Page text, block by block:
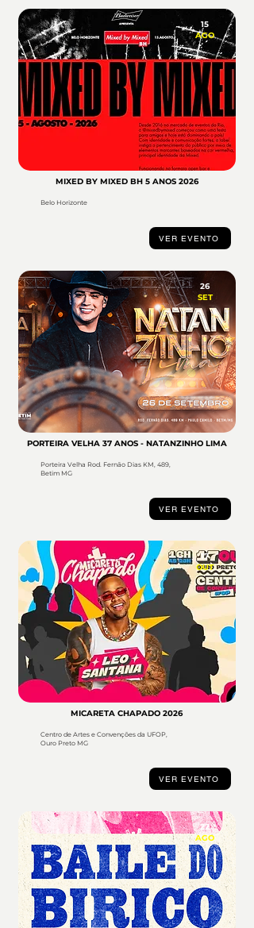
15
AGO
MIXED BY MIXED BH 5 ANOS 2026
Belo Horizonte
VER EVENTO
26
SET
PORTEIRA VELHA 37 ANOS - NATANZINHO LIMA
Porteira Velha Rod. Fernão Dias KM, 489,
Betim MG
VER EVENTO
17
OUT
MICARETA CHAPADO 2026
Centro de Artes e Convenções da UFOP,
Ouro Preto MG
VER EVENTO
22
AGO